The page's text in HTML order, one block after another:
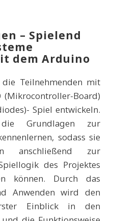
– Spielend
dem Arduino
Teilnehmenden mit
Board)
Spiel entwickeln.
Grundlagen zur
sodass sie
anschließend zur
des Projektes
können. Durch das
Anwenden wird den
Einblick in den